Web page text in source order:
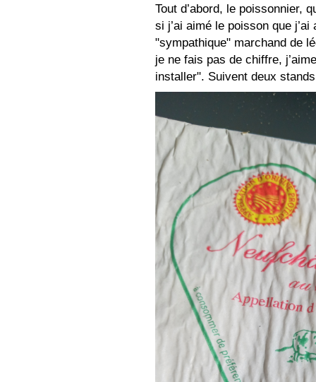
Tout d’abord, le poissonnier,
si j’ai aimé le poisson que
"sympathique" marchand de
je ne fais pas de chiffre,
installer". Suivent deux